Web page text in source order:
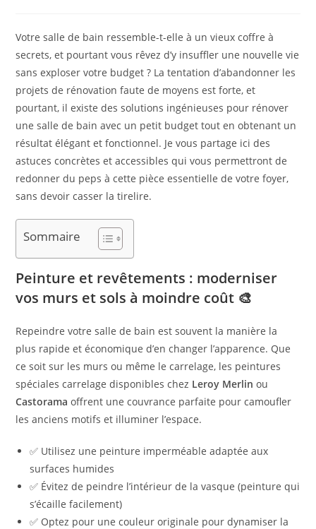
publication :
Votre salle de bain ressemble-t-elle à un vieux coffre à
secrets, et pourtant vous rêvez d’y insuffler une nouvelle vie
sans exploser votre budget ? La tentation d’abandonner les
projets de rénovation faute de moyens est forte, et
pourtant, il existe des solutions ingénieuses pour rénover
une salle de bain avec un petit budget tout en obtenant un
résultat élégant et fonctionnel. Je vous partage ici des
astuces concrètes et accessibles qui vous permettront de
redonner du peps à cette pièce essentielle de votre foyer,
sans devoir casser la tirelire.
Sommaire
Peinture et revêtements : moderniser
vos murs et sols à moindre coût 🎨
Repeindre votre salle de bain est souvent la manière la
plus rapide et économique d’en changer l’apparence. Que
ce soit sur les murs ou même le carrelage, les peintures
spéciales carrelage disponibles chez Leroy Merlin ou
Castorama offrent une couvrance parfaite pour camoufler
les anciens motifs et illuminer l’espace.
✅ Utilisez une peinture imperméable adaptée aux
surfaces humides
✅ Évitez de peindre l’intérieur de la vasque (peinture qui
s’écaille facilement)
✅ Optez pour une couleur originale pour dynamiser la